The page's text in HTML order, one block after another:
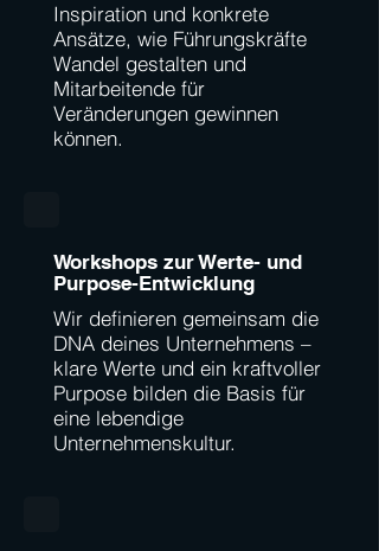
Inspiration und konkrete
Ansätze, wie Führungskräfte
Wandel gestalten und
Mitarbeitende für
Veränderungen gewinnen
können.
Workshops zur Werte- und
Purpose-Entwicklung
Wir definieren gemeinsam die
DNA deines Unternehmens –
klare Werte und ein kraftvoller
Purpose bilden die Basis für
eine lebendige
Unternehmenskultur.